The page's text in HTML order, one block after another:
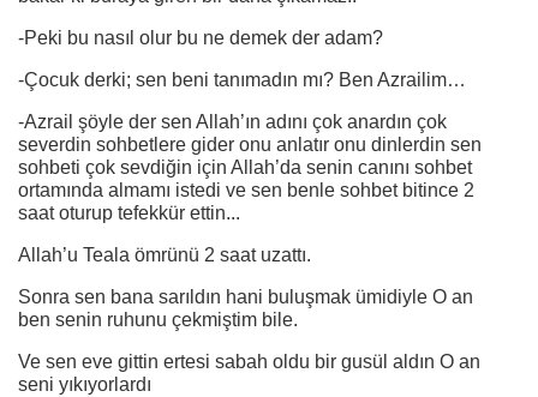
-Peki bu nasıl olur bu ne demek der adam?
-Çocuk derki; sen beni tanımadın mı? Ben Azrailim…
-Azrail şöyle der sen Allah’ın adını çok anardın çok
severdin sohbetlere gider onu anlatır onu dinlerdin sen
sohbeti çok sevdiğin için Allah’da senin canını sohbet
ortamında almamı istedi ve sen benle sohbet bitince 2
saat oturup tefekkür ettin...
Allah’u Teala ömrünü 2 saat uzattı.
Sonra sen bana sarıldın hani buluşmak ümidiyle O an
ben senin ruhunu çekmiştim bile.
Ve sen eve gittin ertesi sabah oldu bir gusül aldın O an
seni yıkıyorlardı